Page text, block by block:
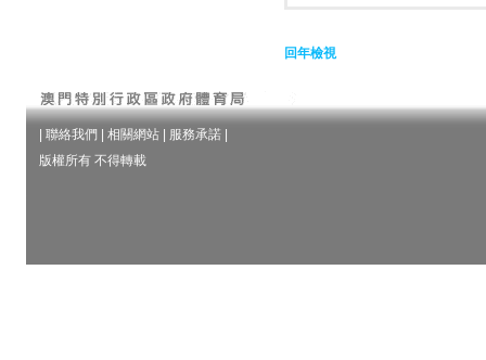
回年檢視
聯絡我們 相關網站 服務承諾
版權所有 不得轉載